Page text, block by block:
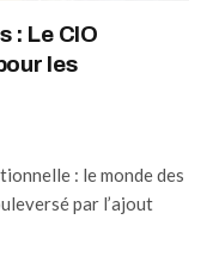
: Le CIO
les
: le monde des
par l’ajout